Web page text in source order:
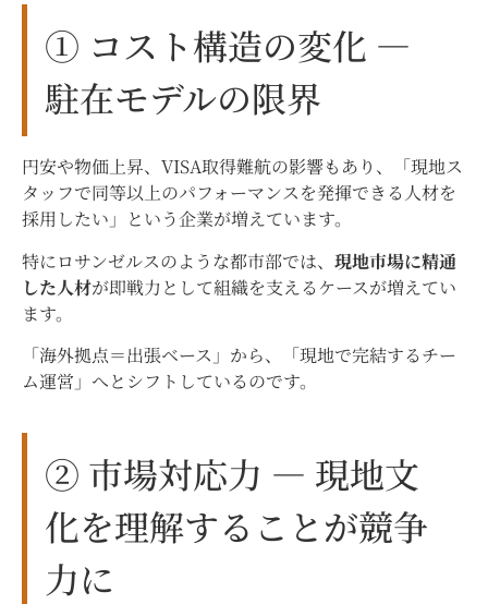
① コスト構造の変化 ―
駐在モデルの限界
円安や物価上昇、VISA取得難航の影響もあり、「現地ス
タッフで同等以上のパフォーマンスを発揮できる人材を
採用したい」という企業が増えています。
特にロサンゼルスのような都市部では、 現地市場に精通
した人材が即戦力として組織を支えるケースが増えてい
ます。
「海外拠点＝出張ベース」から、「現地で完結するチー
ム運営」へとシフトしているのです。
② 市場対応力 ― 現地文
化を理解することが競争
力に